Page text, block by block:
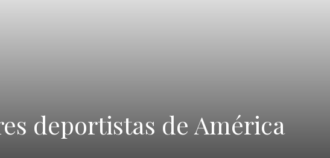
deportistas de América